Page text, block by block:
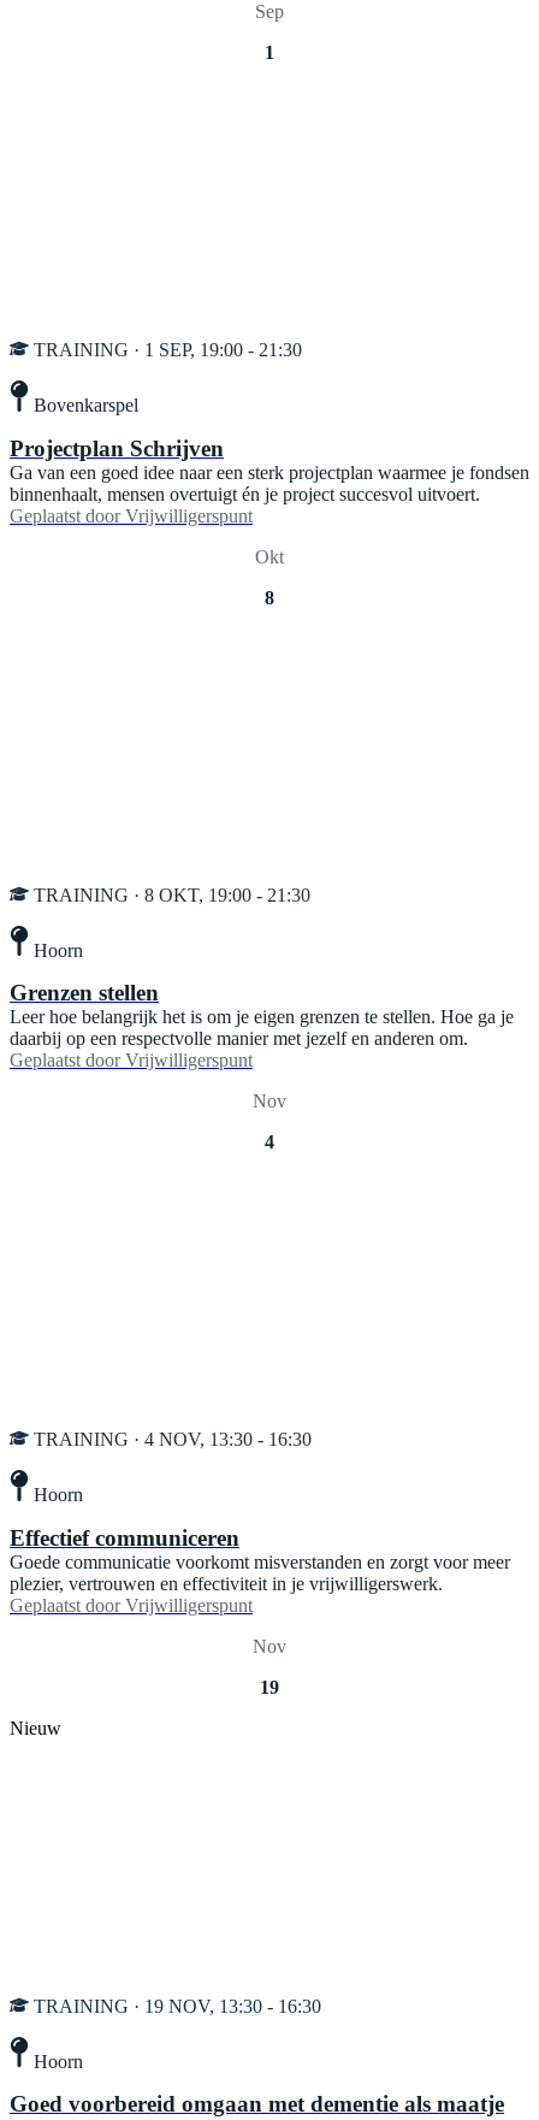
Sep
1
TRAINING · 1 SEP, 19:00 - 21:30
Bovenkarspel
Projectplan Schrijven
Ga van een goed idee naar een sterk projectplan waarmee je fondsen
binnenhaalt, mensen overtuigt én je project succesvol uitvoert.
Geplaatst door Vrijwilligerspunt
Okt
8
TRAINING · 8 OKT, 19:00 - 21:30
Hoorn
Grenzen stellen
Leer hoe belangrijk het is om je eigen grenzen te stellen. Hoe ga je
daarbij op een respectvolle manier met jezelf en anderen om.
Geplaatst door Vrijwilligerspunt
Nov
4
TRAINING · 4 NOV, 13:30 - 16:30
Hoorn
Effectief communiceren
Goede communicatie voorkomt misverstanden en zorgt voor meer
plezier, vertrouwen en effectiviteit in je vrijwilligerswerk.
Geplaatst door Vrijwilligerspunt
Nov
19
Nieuw
TRAINING · 19 NOV, 13:30 - 16:30
Hoorn
Goed voorbereid omgaan met dementie als maatje